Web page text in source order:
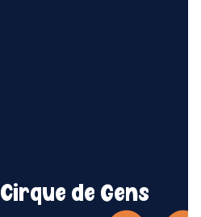
Cirque de Gens